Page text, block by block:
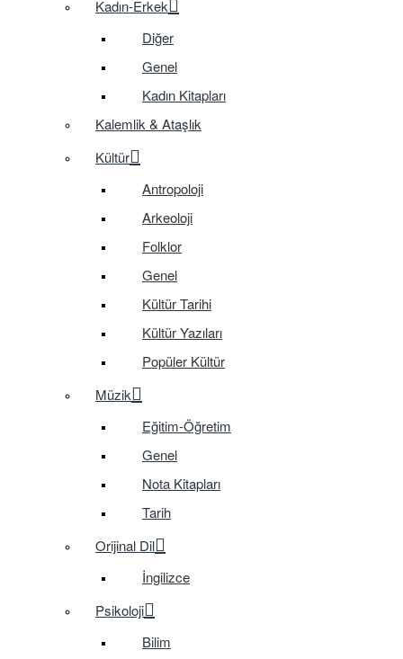
Kadın-Erkek
Diğer
Genel
Kadın Kitapları
Kalemlik & Ataşlık
Kültür
Antropoloji
Arkeoloji
Folklor
Genel
Kültür Tarihi
Kültür Yazıları
Popüler Kültür
Müzik
Eğitim-Öğretim
Genel
Nota Kitapları
Tarih
Orijinal Dil
İngilizce
Psikoloji
Bilim